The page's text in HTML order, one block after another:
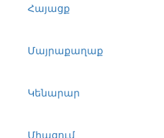
Հայացք
Մայրաքաղաք
Կենարար
Միացում